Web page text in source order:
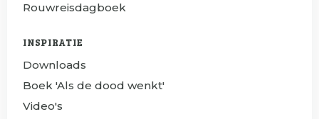
Rouwreisdagboek
INSPIRATIE
Downloads
Boek 'Als de dood wenkt'
Video's